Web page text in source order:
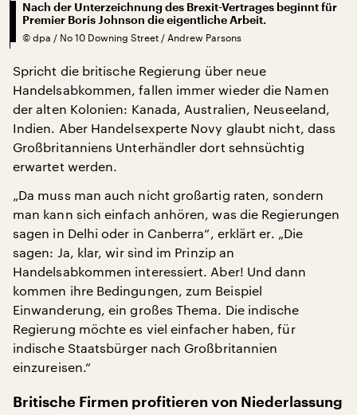
Nach der Unterzeichnung des Brexit-Vertrages beginnt für
Premier Boris Johnson die eigentliche Arbeit.
© dpa / No 10 Downing Street / Andrew Parsons
Spricht die britische Regierung über neue
Handelsabkommen, fallen immer wieder die Namen
der alten Kolonien: Kanada, Australien, Neuseeland,
Indien. Aber Handelsexperte Novy glaubt nicht, dass
Großbritanniens Unterhändler dort sehnsüchtig
erwartet werden.
„Da muss man auch nicht großartig raten, sondern
man kann sich einfach anhören, was die Regierungen
sagen in Delhi oder in Canberra“, erklärt er. „Die
sagen: Ja, klar, wir sind im Prinzip an
Handelsabkommen interessiert. Aber! Und dann
kommen ihre Bedingungen, zum Beispiel
Einwanderung, ein großes Thema. Die indische
Regierung möchte es viel einfacher haben, für
indische Staatsbürger nach Großbritannien
einzureisen.“
Britische Firmen profitieren von Niederlassung